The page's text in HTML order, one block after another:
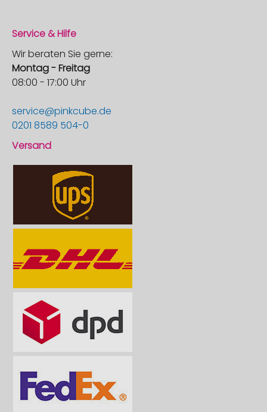
Service & Hilfe
Wir beraten Sie gerne:
Montag - Freitag
08:00 - 17:00 Uhr
service@pinkcube.de
0201 8589 504-0
Versand